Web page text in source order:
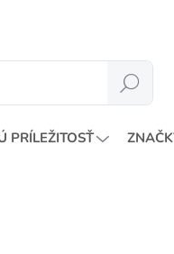
Hľadať
PRÍLEŽITOSŤ